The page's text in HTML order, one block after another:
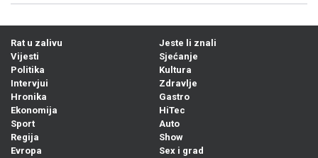
Rat u zalivu
Vijesti
Politika
Intervjui
Hronika
Ekonomija
Sport
Regija
Evropa
Jeste li znali
Sjećanje
Kultura
Zdravlje
Gastro
HiTec
Auto
Show
Sex i grad